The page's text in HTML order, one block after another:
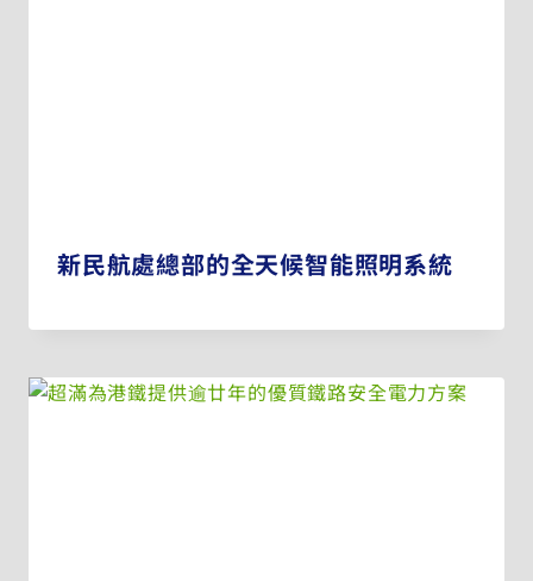
新民航處總部的全天候智能照明系統